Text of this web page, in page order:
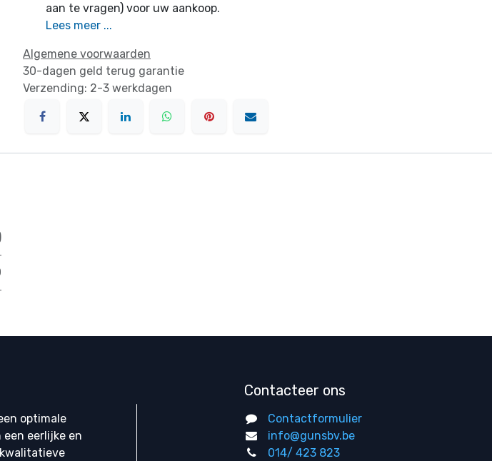
aan te vragen) voor uw aankoop.
Lees meer ...
Algemene voorwaarden
30-dagen geld terug garantie
Verzending: 2-3 werkdagen
optimale
eerlijke en
Contacteer ons
Contactformulier
info@gunsbv.be
014/ 423 823